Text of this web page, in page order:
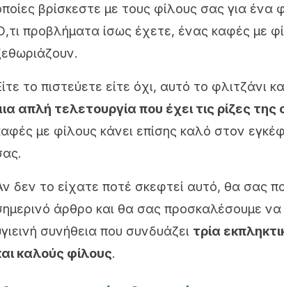
βρίσκεστε με τους φίλους σας για ένα
προβλήματα ίσως έχετε, ένας καφές με
το πιστεύετε είτε όχι, αυτό το φλιτζάνι
απλή τελετουργία που έχει τις ρίζες
με φίλους κάνει επίσης καλό στον
δεν το είχατε ποτέ σκεφτεί αυτό, θα σας
άρθρο και θα σας προσκαλέσουμε να
συνήθεια που συνδυάζει τρία
καλούς φίλους.